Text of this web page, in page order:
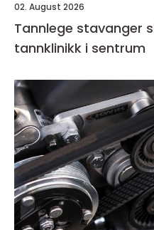
02. August 2026
Tannlege stavanger slik finner du riktig
tannklinikk i sentrum